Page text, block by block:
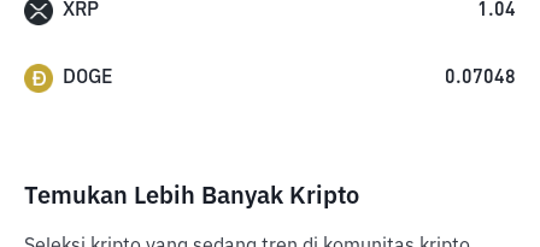
XRP 1.04
DOGE 0.07048
Temukan Lebih Banyak Kripto